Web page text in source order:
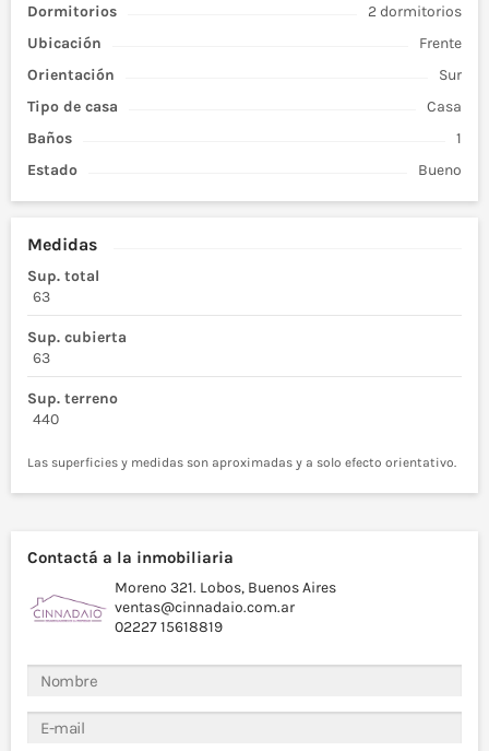
Dormitorios
2 dormitorios
Ubicación
Frente
Orientación
Sur
Tipo de casa
Casa
Baños
1
Estado
Bueno
Medidas
Sup. total
63
Sup. cubierta
63
Sup. terreno
440
Las superficies y medidas son aproximadas y a solo efecto orientativo.
Contactá a la inmobiliaria
Moreno 321. Lobos, Buenos Aires
ventas@cinnadaio.com.ar
02227 15618819